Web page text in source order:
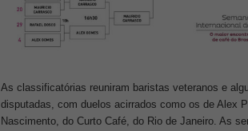
As classificatórias reuniram baristas veteranos e
disputadas, com duelos acirrados como os de Alex
Nascimento, do Curto Café, do Rio de Janeiro. As